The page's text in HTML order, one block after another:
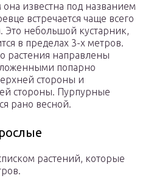
известна под названием
встречается чаще всего
небольшой кустарник,
в пределах 3-х метров.
растения направлены
попарно
стороны и
стороны. Пурпурные
рано весной.
растений, которые